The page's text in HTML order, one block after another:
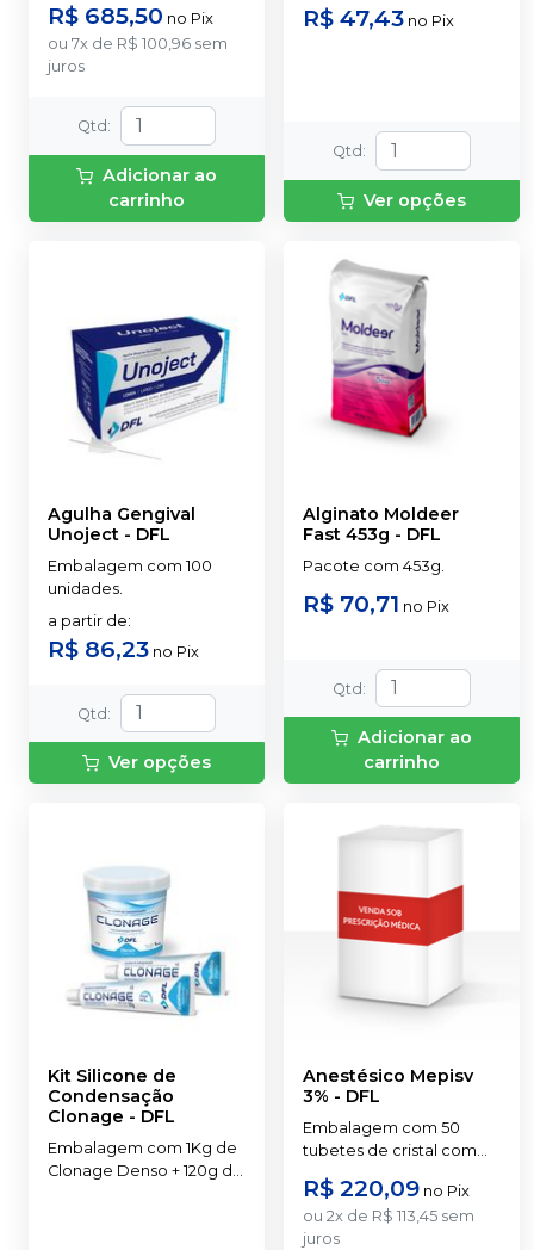
de Pasta Fluida Regular
com 50ml + 6 pontas
misturadoras + 6 pontas
R$ 685,50 no Pix
ou 7x de R$ 100,96 sem
juros
Qtd :
Adicionar ao
carrinho
R$ 47,43 no Pix
Qtd :
Ver opções
Agulha Gengival
Unoject - DFL
Embalagem com 100
unidades.
a partir de:
R$ 86,23 no Pix
Qtd:
Ver opções
Alginato Moldeer
Fast 453g - DFL
Pacote com 453g.
R$ 70,71 no Pix
Qtd:
Adicionar ao
carrinho
Kit Silicone de
Condensação
Clonage - DFL
Embalagem com 1Kg de
Clonage Denso + 120g de
Anestésico Mepisv
3% - DFL
Embalagem com 50
tubetes de cristal com
1,8ml cada. Cloridrato
Mepivacaína sem vaso
(Tubete de Vidro).
R$ 220,09 no Pix
ou 2x de R$ 113,45 sem
juros